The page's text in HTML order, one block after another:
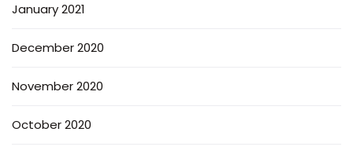
January 2021
December 2020
November 2020
October 2020